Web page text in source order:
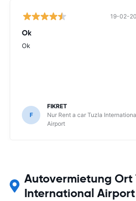
19-02-
Ok
Ok
F
FIKRET
Nur Rent a car Tuzla
Airport
Autovermietung Ort
International Airport